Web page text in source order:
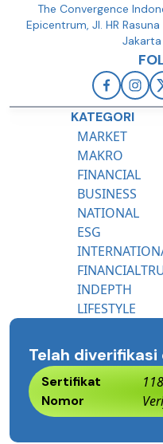
The Convergence
Epicentrum, Jl. HR
Jakarta
KATEGORI
MARKET
MAKRO
FINANCIAL
BUSINESS
NATIONAL
ESG
INDEPTH
LIFESTYLE
Telah diverifikasi
Sertifikat
Nomor